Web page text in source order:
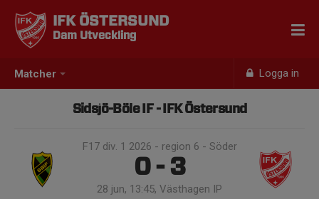
Matcher Logga in
IFK ÖSTERSUND
Dam Utveckling
Sidsjö-Böle IF - IFK Östersund
F17 div. 1 2026 - region 6 - Söder
0 - 3
28 jun, 13:45, Västhagen IP